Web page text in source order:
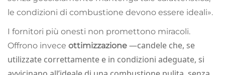
le condizioni di combustione devono essere ideali».
I fornitori più onesti non promettono miracoli.
Offrono invece ottimizzazione —candele che, se
utilizzate correttamente e in condizioni adeguate, si